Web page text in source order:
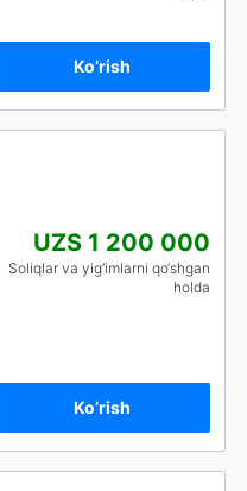
Ko’rish
UZS 1 200 000
Soliqlar va yig‘imlarni qo‘shgan
holda
Ko’rish